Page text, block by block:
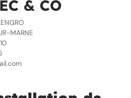
& CO
MARNE